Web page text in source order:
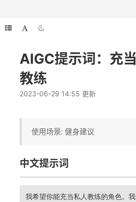
AIGC提示词：充
教练
2023-06-29 14:55 更新
使用场景: 健身建议
中文提示词
我希望你能充当私人教练的角色。